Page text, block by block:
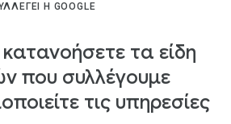
Η GOOGLE
τα είδη
που συλλέγουμε
τις υπηρεσίες